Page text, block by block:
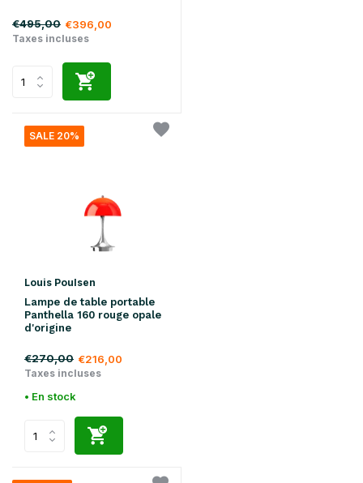
€495,00 €396,00
Taxes incluses
SALE 20%
Louis Poulsen
Lampe de table portable
Panthella 160 rouge opale
d'origine
€270,00 €216,00
Taxes incluses
• En stock